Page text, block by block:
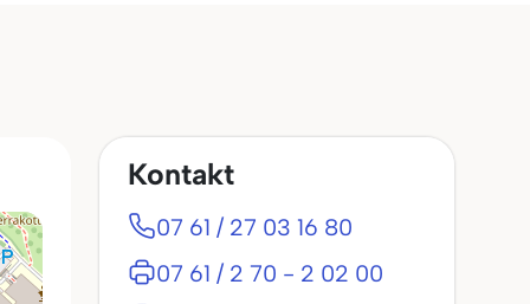
Kontakt
07 61 / 27 03 16 80
07 61 / 2 70 - 2 02 00